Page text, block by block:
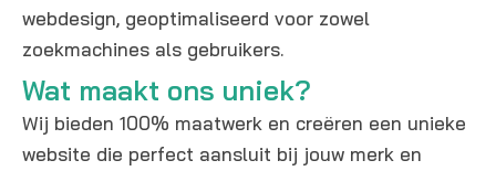
webdesign, geoptimaliseerd voor zowel
zoekmachines als gebruikers.
Wat maakt ons uniek?
Wij bieden 100% maatwerk en creëren een unieke
website die perfect aansluit bij jouw merk en